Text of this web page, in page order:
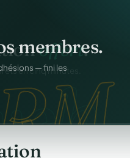
membres.
— fini les